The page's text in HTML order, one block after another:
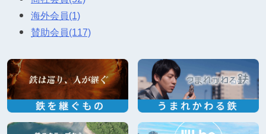
海外会員(1)
賛助会員(117)